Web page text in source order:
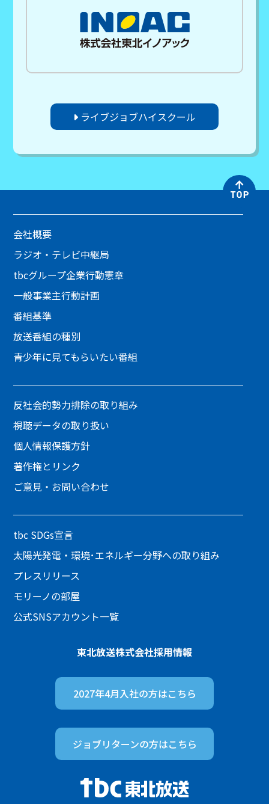
ライブジョブハイスクール
会社概要
ラジオ・テレビ中継局
tbcグループ企業行動憲章
一般事業主行動計画
番組基準
放送番組の種別
青少年に見てもらいたい番組
反社会的勢力排除の取り組み
視聴データの取り扱い
個人情報保護方針
著作権とリンク
ご意見・お問い合わせ
tbc SDGs宣言
太陽光発電・環境･エネルギー分野への取り組み
プレスリリース
モリーノの部屋
公式SNSアカウント一覧
東北放送株式会社採用情報
2027年4月入社の方はこちら
ジョブリターンの方はこちら